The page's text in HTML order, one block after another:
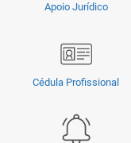
Apoio Jurídico
Cédula Profissional